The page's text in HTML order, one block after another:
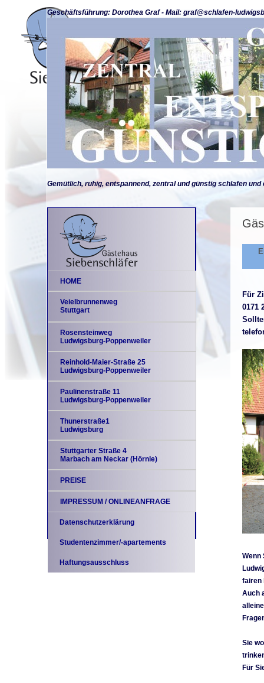
Geschäftsführung: Dorothea Graf - Mail: graf@schlafen-
Gemütlich, ruhig, entspannend, zentral und günstig schlafen
HOME
Veielbrunnenweg
Stuttgart
Rosensteinweg
Ludwigsburg-Poppenweiler
Reinhold-Maier-Straße 25
Ludwigsburg-Poppenweiler
Paulinenstraße 11
Ludwigsburg-Poppenweiler
Thunerstraße1
Ludwigsburg
Stuttgarter Straße 4
Marbach am Neckar (Hörnle)
PREISE
IMPRESSUM / ONLINEANFRAGE
Datenschutzerklärung
Studentenzimmer/-apartements
Haftungsausschluss
Für
0171
Wenn
fairen
Auch
Sie
Für